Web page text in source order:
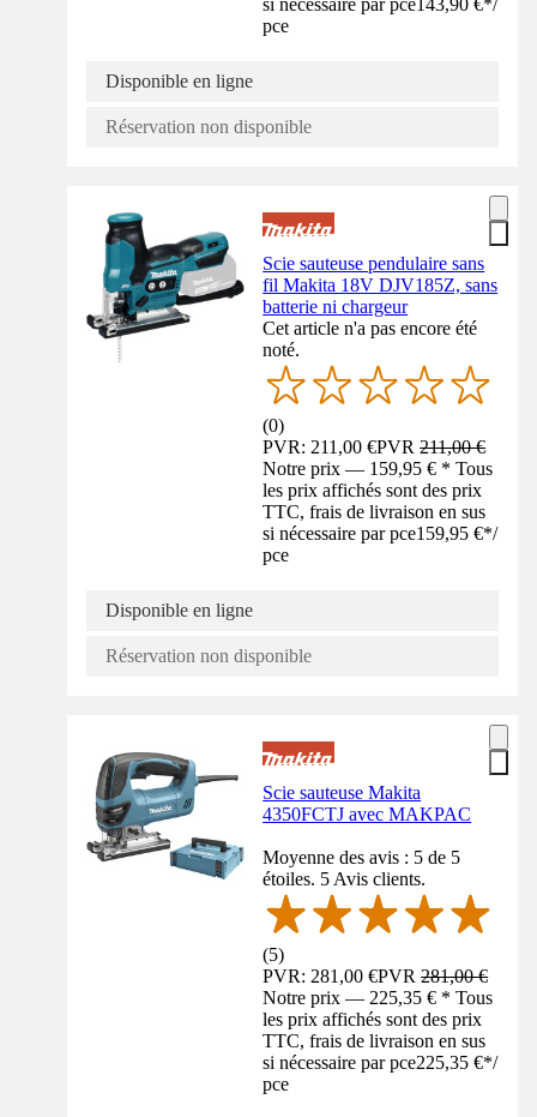
si nécessaire par pce143,90 €*/
pce
Disponible en ligne
Réservation non disponible
Scie sauteuse pendulaire sans
fil Makita 18V DJV185Z, sans
batterie ni chargeur
Cet article n'a pas encore été
noté.
(0)
PVR: 211,00 €PVR211,00 €
Notre prix — 159,95 € * Tous
les prix affichés sont des prix
TTC, frais de livraison en sus
si nécessaire par pce159,95 €*/
pce
Disponible en ligne
Réservation non disponible
Scie sauteuse Makita
4350FCTJ avec MAKPAC
Moyenne des avis : 5 de 5
étoiles. 5 Avis clients.
(5)
PVR: 281,00 €PVR281,00 €
Notre prix — 225,35 € * Tous
les prix affichés sont des prix
TTC, frais de livraison en sus
si nécessaire par pce225,35 €*/
pce